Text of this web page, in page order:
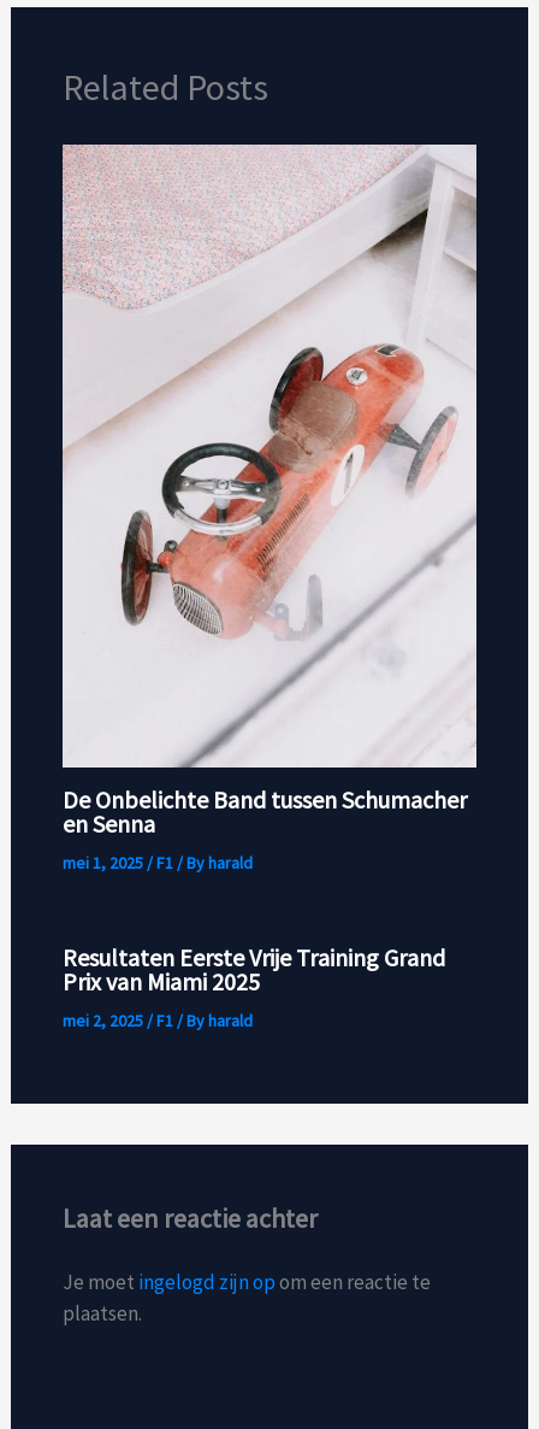
Related Posts
De Onbelichte Band tussen Schumacher
en Senna
mei 1, 2025/F1/ Byharald
Resultaten Eerste Vrije Training Grand
Prix van Miami 2025
mei 2, 2025/F1/ Byharald
Laat een reactie achter
Je moet ingelogd zijn opom een reactie te
plaatsen.